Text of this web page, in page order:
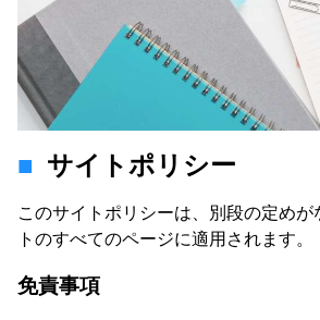
サイトポリシー
このサイトポリシーは、別段の定めが
トのすべてのページに適用されます。
免責事項